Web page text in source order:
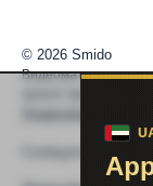
© 2026 Smido
Видеоматериалы
Правообладателям